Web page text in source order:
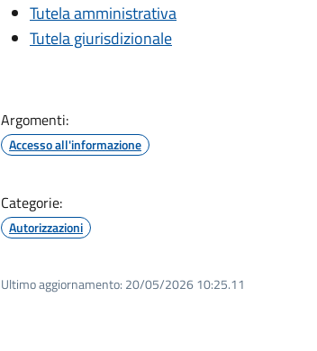
Tutela amministrativa
Tutela giurisdizionale
Argomenti:
Accesso all'informazione
Categorie:
Autorizzazioni
Ultimo aggiornamento: 20/05/2026 10:25.11